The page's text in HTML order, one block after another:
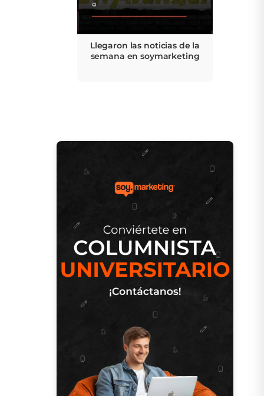
Llegaron las noticias de la
semana en soymarketing